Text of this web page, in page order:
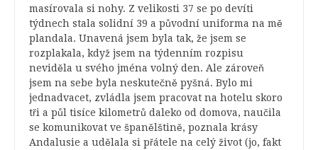
masírovala si nohy. Z velikosti 37 se po devíti
týdnech stala solidní 39 a původní uniforma na mě
plandala. Unavená jsem byla tak, že jsem se
rozplakala, když jsem na týdenním rozpisu
neviděla u svého jména volný den. Ale zároveň
jsem na sebe byla neskutečně pyšná. Bylo mi
jednadvacet, zvládla jsem pracovat na hotelu skoro
tři a půl tisíce kilometrů daleko od domova, naučila
se komunikovat ve španělštině, poznala krásy
Andalusie a udělala si přátele na celý život (jo, fakt